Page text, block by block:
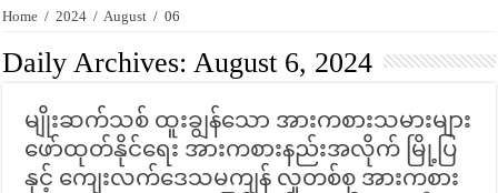
Home / 2024 / August / 06
Daily Archives:August 6, 2024
မျိုးဆက်သစ် ထူးချွန်သော အားကစားသမားများ
ဖော်ထုတ်နိုင်ရေး အားကစားနည်းအလိုက် မြို့ပြ
နှင့် ကျေးလက်ဒေသမကျန် လူတစ်စု အားကစား